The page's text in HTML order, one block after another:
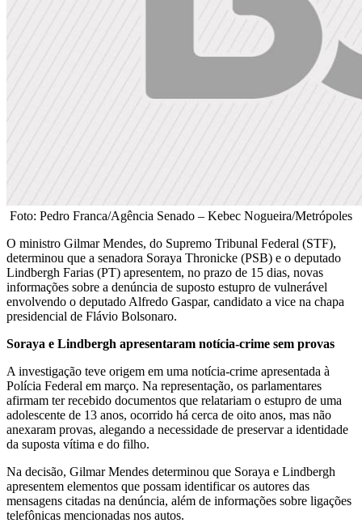
Foto: Pedro Franca/Agência Senado – Kebec Nogueira/Metrópoles
O ministro Gilmar Mendes, do Supremo Tribunal Federal (STF),
determinou que a senadora Soraya Thronicke (PSB) e o deputado
Lindbergh Farias (PT) apresentem, no prazo de 15 dias, novas
informações sobre a denúncia de suposto estupro de vulnerável
envolvendo o deputado Alfredo Gaspar, candidato a vice na chapa
presidencial de Flávio Bolsonaro.
Soraya e Lindbergh apresentaram notícia-crime sem provas
A investigação teve origem em uma notícia-crime apresentada à
Polícia Federal em março. Na representação, os parlamentares
afirmam ter recebido documentos que relatariam o estupro de uma
adolescente de 13 anos, ocorrido há cerca de oito anos, mas não
anexaram provas, alegando a necessidade de preservar a identidade
da suposta vítima e do filho.
Na decisão, Gilmar Mendes determinou que Soraya e Lindbergh
apresentem elementos que possam identificar os autores das
mensagens citadas na denúncia, além de informações sobre ligações
telefônicas mencionadas nos autos.